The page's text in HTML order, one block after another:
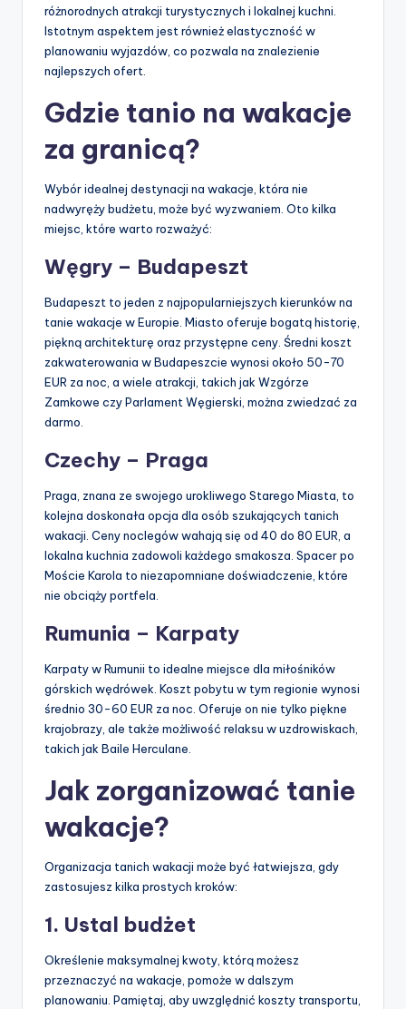
różnorodnych atrakcji turystycznych i lokalnej kuchni.
Istotnym aspektem jest również elastyczność w
planowaniu wyjazdów, co pozwala na znalezienie
najlepszych ofert.
Gdzie tanio na wakacje
za granicą?
Wybór idealnej destynacji na wakacje, która nie
nadwyręży budżetu, może być wyzwaniem. Oto kilka
miejsc, które warto rozważyć:
Węgry – Budapeszt
Budapeszt to jeden z najpopularniejszych kierunków na
tanie wakacje w Europie. Miasto oferuje bogatą historię,
piękną architekturę oraz przystępne ceny. Średni koszt
zakwaterowania w Budapeszcie wynosi około 50-70
EUR za noc, a wiele atrakcji, takich jak Wzgórze
Zamkowe czy Parlament Węgierski, można zwiedzać za
darmo.
Czechy – Praga
Praga, znana ze swojego urokliwego Starego Miasta, to
kolejna doskonała opcja dla osób szukających tanich
wakacji. Ceny noclegów wahają się od 40 do 80 EUR, a
lokalna kuchnia zadowoli każdego smakosza. Spacer po
Moście Karola to niezapomniane doświadczenie, które
nie obciąży portfela.
Rumunia – Karpaty
Karpaty w Rumunii to idealne miejsce dla miłośników
górskich wędrówek. Koszt pobytu w tym regionie wynosi
średnio 30-60 EUR za noc. Oferuje on nie tylko piękne
krajobrazy, ale także możliwość relaksu w uzdrowiskach,
takich jak Baile Herculane.
Jak zorganizować tanie
wakacje?
Organizacja tanich wakacji może być łatwiejsza, gdy
zastosujesz kilka prostych kroków:
1. Ustal budżet
Określenie maksymalnej kwoty, którą możesz
przeznaczyć na wakacje, pomoże w dalszym
planowaniu. Pamiętaj, aby uwzględnić koszty transportu,